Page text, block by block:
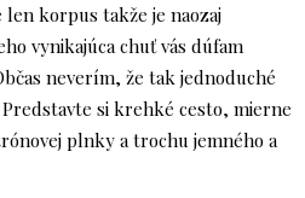
len korpus takže je naozaj
vynikajúca chuť vás dúfam
neverím, že tak jednoduché
si krehké cesto, mierne
plnky a trochu jemného a